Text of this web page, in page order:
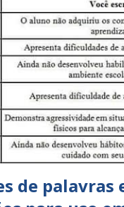
de palavras